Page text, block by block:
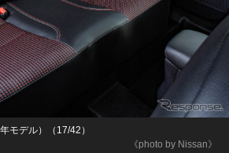
《photo by Nissan》
モデル）（17/42）